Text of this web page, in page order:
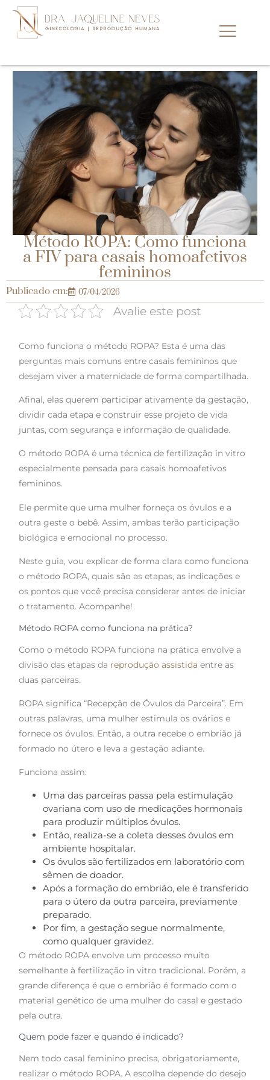
Método ROPA: Como funciona
a FIV para casais homoafetivos
femininos
Publicado em: 07/04/2026
Avalie este post
Como funciona o método ROPA? Esta é uma das
perguntas mais comuns entre casais femininos que
desejam viver a maternidade de forma compartilhada.
Afinal, elas querem participar ativamente da gestação,
dividir cada etapa e construir esse projeto de vida
juntas, com segurança e informação de qualidade.
O método ROPA é uma técnica de fertilização in vitro
especialmente pensada para casais homoafetivos
femininos.
Ele permite que uma mulher forneça os óvulos e a
outra geste o bebê. Assim, ambas terão participação
biológica e emocional no processo.
Neste guia, vou explicar de forma clara como funciona
o método ROPA, quais são as etapas, as indicações e
os pontos que você precisa considerar antes de iniciar
o tratamento. Acompanhe!
Método ROPA como funciona na prática?
Como o método ROPA funciona na prática envolve a
divisão das etapas da reprodução assistida entre as
duas parceiras.
ROPA significa “Recepção de Óvulos da Parceira”. Em
outras palavras, uma mulher estimula os ovários e
fornece os óvulos. Então, a outra recebe o embrião já
formado no útero e leva a gestação adiante.
Funciona assim:
Uma das parceiras passa pela estimulação
ovariana com uso de medicações hormonais
para produzir múltiplos óvulos.
Então, realiza-se a coleta desses óvulos em
ambiente hospitalar.
Os óvulos são fertilizados em laboratório com
sêmen de doador.
Após a formação do embrião, ele é transferido
para o útero da outra parceira, previamente
preparado.
Por fim, a gestação segue normalmente,
como qualquer gravidez.
O método ROPA envolve um processo muito
semelhante à fertilização in vitro tradicional. Porém, a
grande diferença é que o embrião é formado com o
material genético de uma mulher do casal e gestado
pela outra.
Quem pode fazer e quando é indicado?
Nem todo casal feminino precisa, obrigatoriamente,
realizar o método ROPA. A escolha depende do desejo